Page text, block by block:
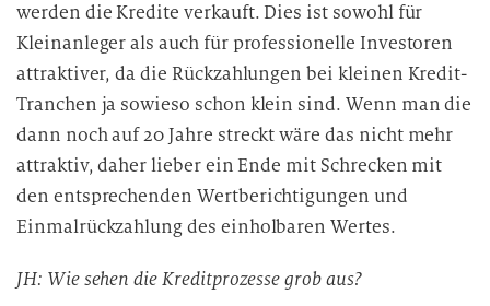
werden die Kredite verkauft. Dies ist sowohl für
Kleinanleger als auch für professionelle Investoren
attraktiver, da die Rückzahlungen bei kleinen Kredit-
Tranchen ja sowieso schon klein sind. Wenn man die
dann noch auf 20 Jahre streckt wäre das nicht mehr
attraktiv, daher lieber ein Ende mit Schrecken mit
den entsprechenden Wertberichtigungen und
Einmalrückzahlung des einholbaren Wertes.
JH: Wie sehen die Kreditprozesse grob aus?